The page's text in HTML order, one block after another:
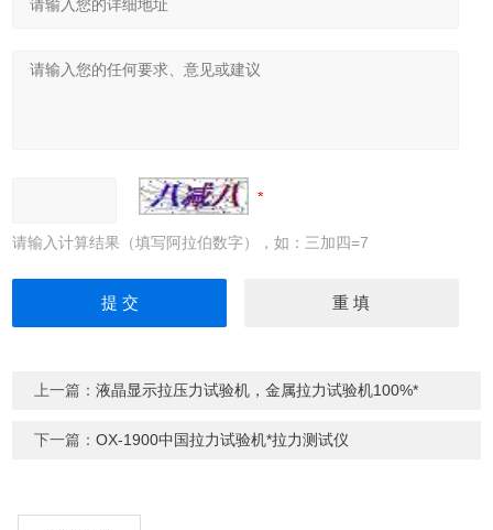
请输入计算结果（填写阿拉伯数字），如：三加四=7
上一篇：液晶显示拉压力试验机，金属拉力试验机100%*
下一篇：OX-1900中国拉力试验机*拉力测试仪